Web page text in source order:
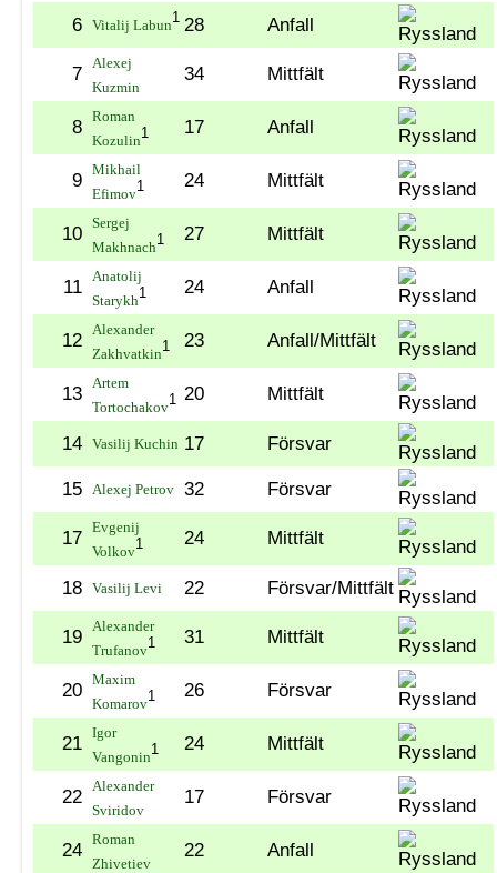
6 Vitalij Labun1 28 Anfall
7
Alexej
Kuzmin
34 Mittfält
8
Roman
Kozulin1 17 Anfall
9
Mikhail
Efimov1 24 Mittfält
10
Sergej
Makhnach1 27 Mittfält
11
Anatolij
Starykh1 24 Anfall
12
Alexander
Zakhvatkin1 23 Anfall/Mittfält
13
Artem
Tortochakov1 20 Mittfält
14 Vasilij Kuchin 17 Försvar
15 Alexej Petrov 32 Försvar
17
Evgenij
Volkov1 24 Mittfält
18 Vasilij Levi 22 Försvar/Mittfält
19
Alexander
Trufanov1 31 Mittfält
20
Maxim
Komarov1 26 Försvar
21
Igor
Vangonin1 24 Mittfält
22
Alexander
Sviridov
17 Försvar
24
Roman
Zhivetiev
22 Anfall